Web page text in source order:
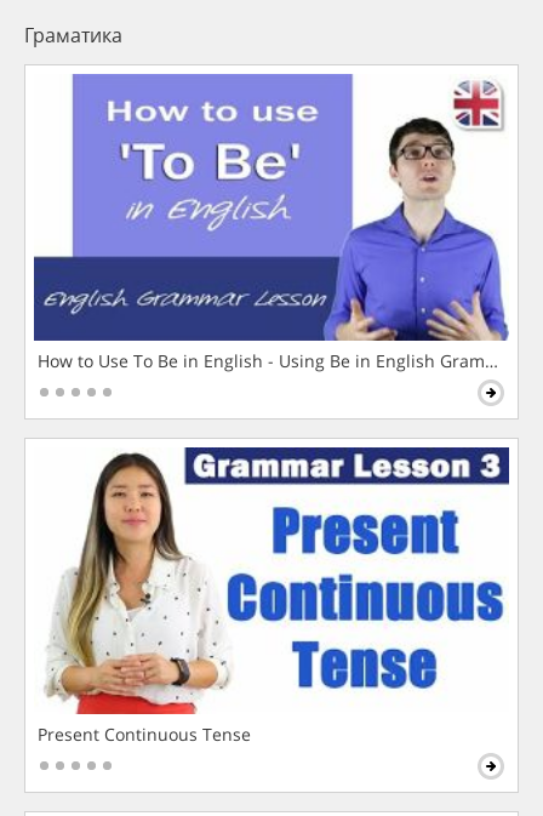
Граматика
How to Use To Be in English - Using Be in English Grammar
Present Continuous Tense